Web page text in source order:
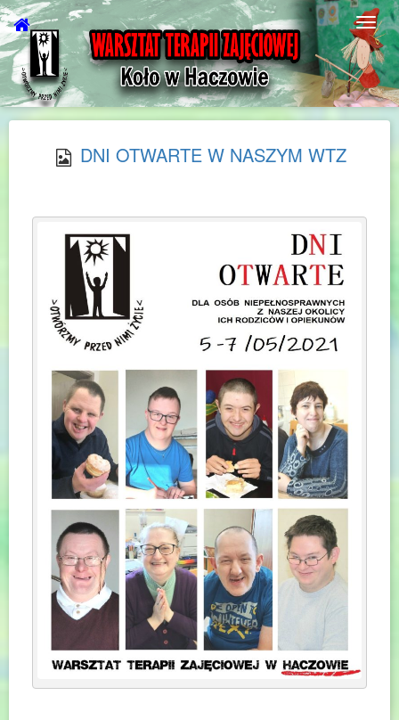
DNI OTWARTE W NASZYM WTZ